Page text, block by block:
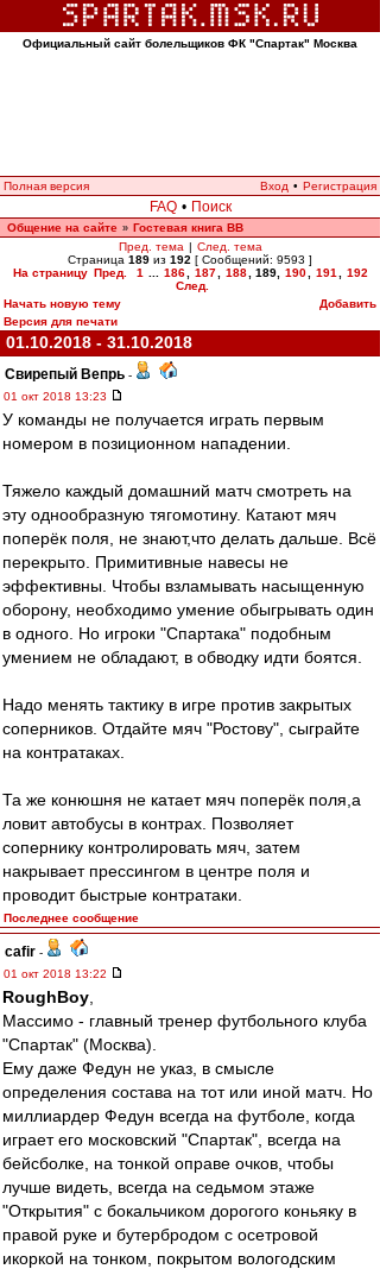
Официальный сайт болельщиков ФК "Спартак" Москва
Полная версия Вход • Регистрация
FAQ • Поиск
Общение на сайте » Гостевая книга ВВ
Пред. тема | След. тема
Страница 189 из 192 [ Сообщений: 9593 ]
На страницу Пред. 1 186 187 188 189, 190 191
192
След.
Начать новую тему
Добавить
Версия для печати
01.10.2018 - 31.10.2018
Свирепый Вепрь -
01 окт 2018 13:23
У команды не получается играть первым
номером в позиционном нападении.
Тяжело каждый домашний матч смотреть на
эту однообразную тягомотину. Катают мяч
поперёк поля, не знают,что делать дальше. Всё
перекрыто. Примитивные навесы не
эффективны. Чтобы взламывать насыщенную
оборону, необходимо умение обыгрывать один
в одного. Но игроки "Спартака" подобным
умением не обладают, в обводку идти боятся.
Надо менять тактику в игре против закрытых
соперников. Отдайте мяч "Ростову", сыграйте
на контратаках.
Та же конюшня не катает мяч поперёк поля,а
ловит автобусы в контрах. Позволяет
сопернику контролировать мяч, затем
накрывает прессингом в центре поля и
проводит быстрые контратаки.
Последнее сообщение
cafir -
01 окт 2018 13:22
RoughBoy
Массимо - главный тренер футбольного клуба
"Спартак" (Москва).
Ему даже Федун не указ, в смысле
определения состава на тот или иной матч. Но
миллиардер Федун всегда на футболе, когда
играет его московский "Спартак", всегда на
бейсболке, на тонкой оправе очков, чтобы
лучше видеть, всегда на седьмом этаже
"Открытия" с бокальчиком дорогого коньяку в
правой руке и бутербродом с осетровой
икоркой на тонком, покрытом вологодским